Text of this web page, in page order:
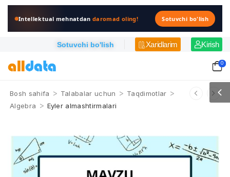
Intellektual mehnatdandaromad oling! Sotuvchi bo'lish
Sotuvchi bo'lish Xaridlarim Kirish
0
Bosh sahifa > Talabalar uchun > Taqdimotlar >
Algebra > Eyler almashtirmalari